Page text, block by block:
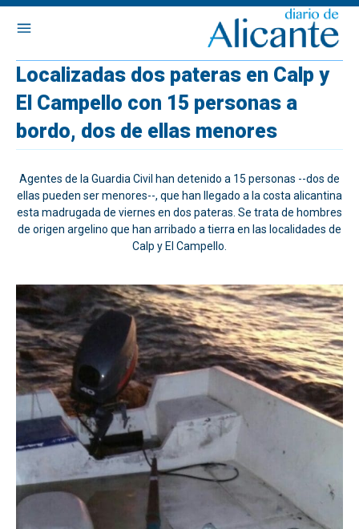
Localizadas dos pateras en Calp y
El Campello con 15 personas a
bordo, dos de ellas menores
Agentes de la Guardia Civil han detenido a 15 personas --dos de
ellas pueden ser menores--, que han llegado a la costa alicantina
esta madrugada de viernes en dos pateras. Se trata de hombres
de origen argelino que han arribado a tierra en las localidades de
Calp y El Campello.